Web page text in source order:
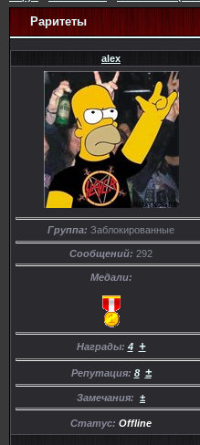
Раритеты
alex
Группа: Заблокированные
Сообщений: 292
Медали:
Награды: 4 +
Репутация: 8 ±
Замечания: ±
Статус: Offline